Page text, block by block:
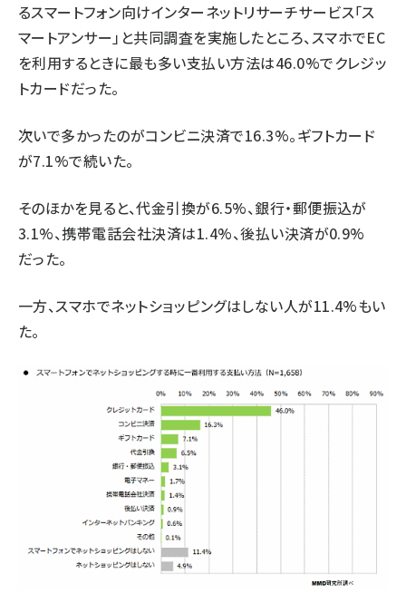
るスマートフォン向けインターネットリサーチサービス「ス
マートアンサー」と共同調査を実施したところ、スマホでEC
を利用するときに最も多い支払い方法は46.0%でクレジッ
トカードだった。
次いで多かったのがコンビニ決済で16.3%。ギフトカード
が7.1%で続いた。
そのほかを見ると、代金引換が6.5%、銀行・郵便振込が
3.1%、携帯電話会社決済は1.4%、後払い決済が0.9%
だった。
一方、スマホでネットショッピングはしない人が11.4%もい
た。
参